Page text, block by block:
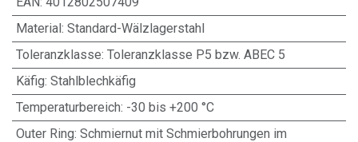
Material: Standard-Wälzlagerstahl
Toleranzklasse: Toleranzklasse P5 bzw. ABEC 5
Käfig: Stahlblechkäfig
Temperaturbereich: -30 bis +200 °C
Outer Ring: Schmiernut mit Schmierbohrungen im